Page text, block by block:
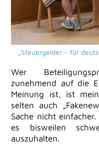
„Steuergelder – für
Wer
zunehmend auf die
Meinung ist, ist
selten auch
Sache nicht
es bisweilen
auszuhalten.